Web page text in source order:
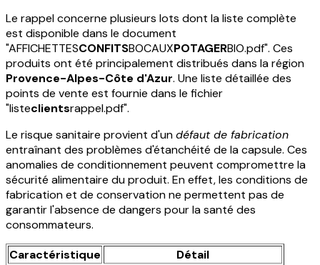
Le rappel concerne plusieurs lots dont la liste complète
est disponible dans le document
"AFFICHETTESCONFITSBOCAUXPOTAGERBIO.pdf". Ces
produits ont été principalement distribués dans la région
Provence-Alpes-Côte d'Azur. Une liste détaillée des
points de vente est fournie dans le fichier
"listeclientsrappel.pdf".
Le risque sanitaire provient d'undéfaut de fabrication
entraînant des problèmes d'étanchéité de la capsule. Ces
anomalies de conditionnement peuvent compromettre la
sécurité alimentaire du produit. En effet, les conditions de
fabrication et de conservation ne permettent pas de
garantir l'absence de dangers pour la santé des
consommateurs.
Caractéristique
Détail